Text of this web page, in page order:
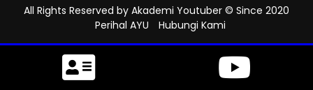
All Rights Reserved by Akademi Youtuber © Since 2020
Perihal AYU
Hubungi Kami